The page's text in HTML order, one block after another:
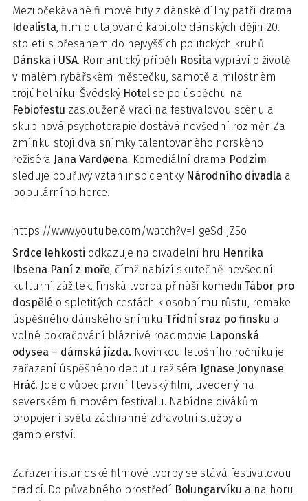
Mezi očekávané filmové hity z dánské dílny patří drama
Idealista, film o utajované kapitole dánských dějin 20.
století s přesahem do nejvyšších politických kruhů
Dánska i USA. Romantický příběh Rosita vypráví o životě
v malém rybářském městečku, samotě a milostném
trojúhelníku. Švédský Hotel se po úspěchu na
Febiofestu zaslouženě vrací na festivalovou scénu a
skupinová psychoterapie dostává nevšední rozměr. Za
zmínku stojí dva snímky talentovaného norského
režiséra Jana Vardøena. Komediální drama Podzim
sleduje bouřlivý vztah inspicientky Národního divadla a
populárního herce.
https://www.youtube.com/watch?v=JIgeSdIjZ5o
Srdce lehkosti odkazuje na divadelní hru Henrika
Ibsena Paní z moře, čímž nabízí skutečně nevšední
kulturní zážitek. Finská tvorba přináší komedii Tábor pro
dospělé o spletitých cestách k osobnímu růstu, remake
úspěšného dánského snímku Třídní sraz po finsku a
volné pokračování bláznivé roadmovie Laponská
odysea – dámská jízda. Novinkou letošního ročníku je
zařazení úspěšného debutu režiséra Ignase Jonynase
Hráč. Jde o vůbec první litevský film, uvedený na
severském filmovém festivalu. Nabídne divákům
propojení světa záchranné zdravotní služby a
gamblerství.
Zařazení islandské filmové tvorby se stává festivalovou
tradicí. Do půvabného prostředí Bolungarvíku a na horu